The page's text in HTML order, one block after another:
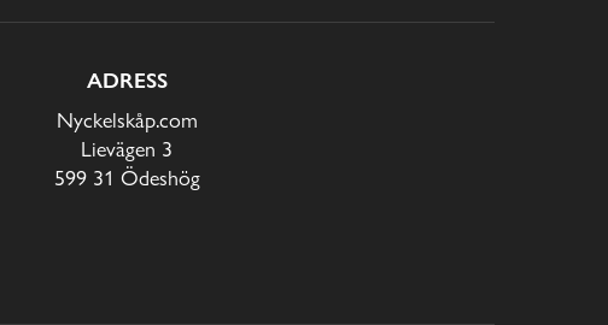
ADRESS
Nyckelskåp.com
Lievägen 3
599 31 Ödeshög